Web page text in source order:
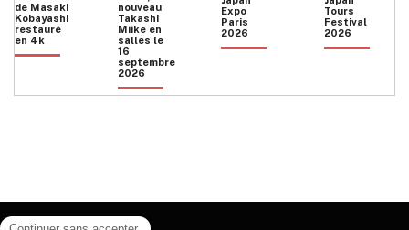
de Masaki
Kobayashi
restauré
en 4k
nouveau
Takashi
Miike en
salles le
16
septembre
2026
Expo
Paris
2026
Tours
Festival
2026